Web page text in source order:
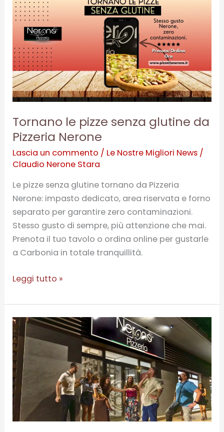
Tornano le pizze senza glutine da
Pizzeria Nerone
Lascia un commento / Le Nostre Migliori News /
Claudio Nerone Stara
Le pizze senza glutine tornano da Pizzeria
Nerone: impasto dedicato, area riservata e forno
separato per garantire zero contaminazioni.
Stesso gusto di sempre, più attenzione che mai.
Prenota il tuo tavolo o ordina online per gustarle
a Carbonia in totale tranquillità.
Tornano
le
pizze
senza
glutine
da
Pizzeria
Nerone
Leggi tutto »
Pizzerie
a
Carbonia:
come
scegliere
e
perché
venire